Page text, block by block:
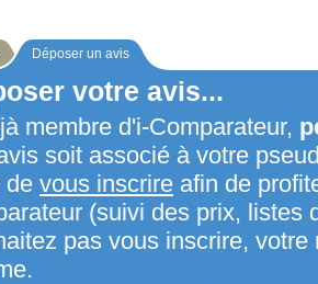
Déposer un avis
votre avis...
membre d'i-Comparateur,
soit associé à votre
de vous inscrire afin de
(suivi des prix, listes
pas vous inscrire,